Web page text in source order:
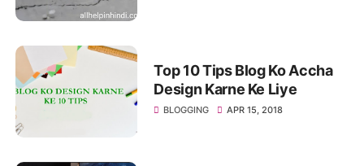
Top 10 Tips Blog Ko Accha
Design Karne Ke Liye
BLOGGING APR 15, 2018